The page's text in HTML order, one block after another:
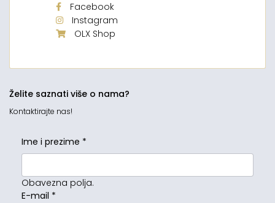
Facebook
Instagram
OLX Shop
Želite saznati više o nama?
Kontaktirajte nas!
Ime i prezime *
Obavezna polja.
E-mail *